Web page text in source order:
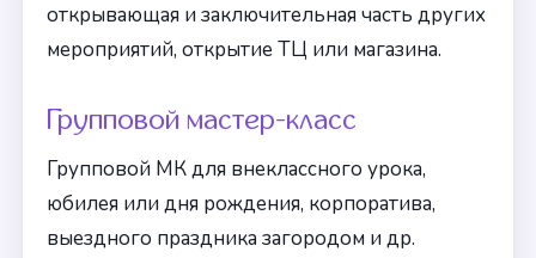
открывающая и заключительная часть других
мероприятий, открытие ТЦ или магазина.
Групповой мастер-класс
Групповой МК для внеклассного урока,
юбилея или дня рождения, корпоратива,
выездного праздника загородом и др.